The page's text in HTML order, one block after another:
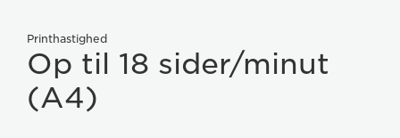
Printhastighed
Op til 18 sider/minut
(A4)